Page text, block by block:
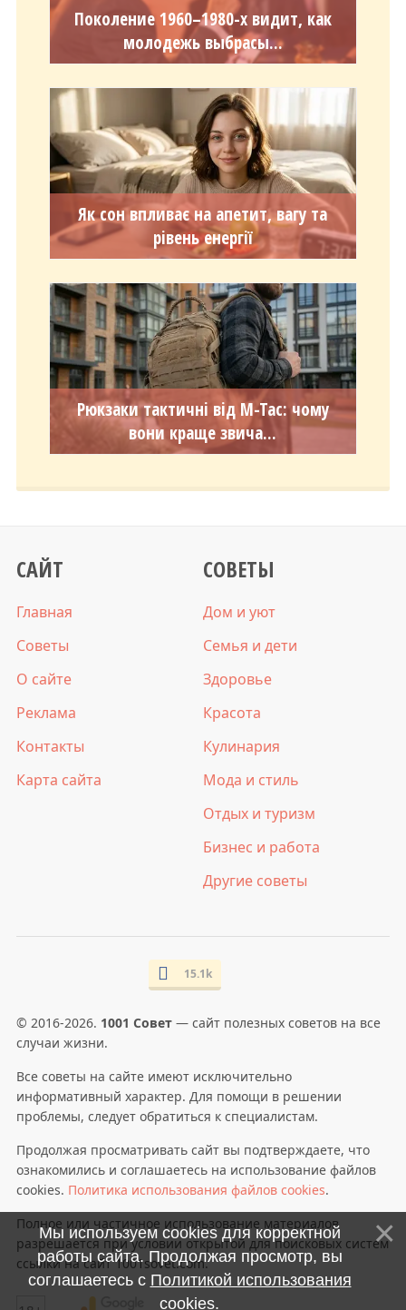
Поколение 1960–1980-х видит, как
молодежь выбрасы...
Як сон впливає на апетит, вагу та
рівень енергії
Рюкзаки тактичні від M-Tac: чому
вони краще звича...
САЙТ
Главная
Советы
О сайте
Реклама
Контакты
Карта сайта
СОВЕТЫ
Дом и уют
Семья и дети
Здоровье
Красота
Кулинария
Мода и стиль
Отдых и туризм
Бизнес и работа
Другие советы
15.1k
© 2016-2026. 1001 Совет— сайт полезных советов на все
случаи жизни.
Все советы на сайте имеют исключительно
информативный характер. Для помощи в решении
проблемы, следует обратиться к специалистам.
Продолжая просматривать сайт вы подтверждаете, что
ознакомились и соглашаетесь на использование файлов
cookies. Политика использования файлов cookies.
Полное или частичное использование материалов
разрешается при условии открытой для поисковых систем
ссылки на сайт 1001sovet.com.
Мы используем cookies для корректной
работы сайта. Продолжая просмотр, вы
соглашаетесь с Политикой использования
cookies.